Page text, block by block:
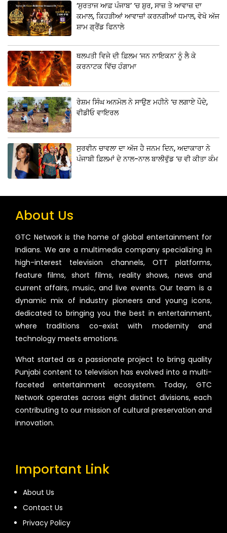
‘ਸੁਰਤਾਜ ਆਫ਼ ਪੰਜਾਬ’ ‘ਚ ਸ਼ੁਰ, ਸਾਜ਼ ਤੇ ਆਵਾਜ਼ ਦਾ
ਕਮਾਲ, ਕਿਹੜੀਆਂ ਆਵਾਜ਼ਾਂ ਕਰਨਗੀਆਂ ਧਮਾਲ, ਵੇਖੋ ਅੱਜ
ਸ਼ਾਮ ਗ੍ਰੈਂਡ ਫਿਨਾਲੇ
ਥਲਪਤੀ ਵਿਜੇ ਦੀ ਫ਼ਿਲਮ ‘ਜਨ ਨਾਇਕਨ’ ਨੂੰ ਲੈ ਕੇ
ਕਰਨਾਟਕ ਵਿੱਚ ਹੰਗਾਮਾ
ਰੇਸ਼ਮ ਸਿੰਘ ਅਨਮੋਲ ਨੇ ਸਾਉਣ ਮਹੀਨੇ ‘ਚ ਲਗਾਏ ਪੌਦੇ,
ਵੀਡੀਓ ਵਾਇਰਲ
ਸੁਰਵੀਨ ਚਾਵਲਾ ਦਾ ਅੱਜ ਹੈ ਜਨਮ ਦਿਨ, ਅਦਾਕਾਰਾ ਨੇ
ਪੰਜਾਬੀ ਫ਼ਿਲਮਾਂ ਦੇ ਨਾਲ-ਨਾਲ ਬਾਲੀਵੁੱਡ ‘ਚ ਵੀ ਕੀਤਾ ਕੰਮ
About Us
GTC Network is the home of global entertainment for
Indians. We are a multimedia company specializing in
high-interest television channels, OTT platforms,
feature films, short films, reality shows, news and
current affairs, music, and live events. Our team is a
dynamic mix of industry pioneers and young icons,
dedicated to bringing you the best in entertainment,
where traditions co-exist with modernity and
technology meets emotions.
What started as a passionate project to bring quality
Punjabi content to television has evolved into a multi-
faceted entertainment ecosystem. Today, GTC
Network operates across eight distinct divisions, each
contributing to our mission of cultural preservation and
innovation.
Important Link
About Us
Contact Us
Privacy Policy